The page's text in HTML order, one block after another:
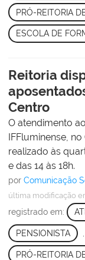
PRÓ-REITORIA
ESCOLA DE
Reitoria
Centro
O atendimento
IFFluminense,
realizado às
e das 14 às 18h.
por Comunicação
última modificação
registrado em:
PENSIONISTA
PRÓ-REITORIA